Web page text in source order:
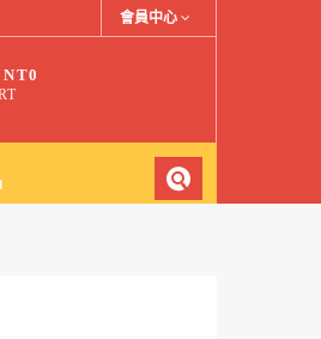
會員中心